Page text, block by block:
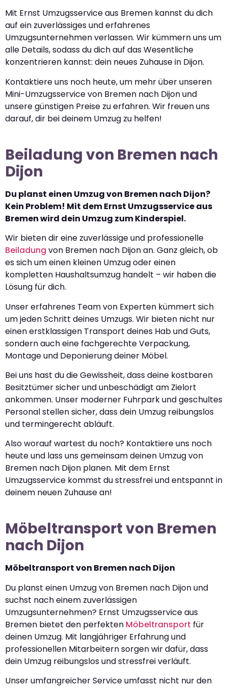
Mit Ernst Umzugsservice aus Bremen kannst du dich
auf ein zuverlässiges und erfahrenes
Umzugsunternehmen verlassen. Wir kümmern uns um
alle Details, sodass du dich auf das Wesentliche
konzentrieren kannst: dein neues Zuhause in Dijon.
Kontaktiere uns noch heute, um mehr über unseren
Mini-Umzugsservice von Bremen nach Dijon und
unsere günstigen Preise zu erfahren. Wir freuen uns
darauf, dir bei deinem Umzug zu helfen!
Beiladung von Bremen nach
Dijon
Du planst einen Umzug von Bremen nach Dijon?
Kein Problem! Mit dem Ernst Umzugsservice aus
Bremen wird dein Umzug zum Kinderspiel.
Wir bieten dir eine zuverlässige und professionelle
Beiladung von Bremen nach Dijon an. Ganz gleich, ob
es sich um einen kleinen Umzug oder einen
kompletten Haushaltsumzug handelt – wir haben die
Lösung für dich.
Unser erfahrenes Team von Experten kümmert sich
um jeden Schritt deines Umzugs. Wir bieten nicht nur
einen erstklassigen Transport deines Hab und Guts,
sondern auch eine fachgerechte Verpackung,
Montage und Deponierung deiner Möbel.
Bei uns hast du die Gewissheit, dass deine kostbaren
Besitztümer sicher und unbeschädigt am Zielort
ankommen. Unser moderner Fuhrpark und geschultes
Personal stellen sicher, dass dein Umzug reibungslos
und termingerecht abläuft.
Also worauf wartest du noch? Kontaktiere uns noch
heute und lass uns gemeinsam deinen Umzug von
Bremen nach Dijon planen. Mit dem Ernst
Umzugsservice kommst du stressfrei und entspannt in
deinem neuen Zuhause an!
Möbeltransport von Bremen
nach Dijon
Möbeltransport von Bremen nach Dijon
Du planst einen Umzug von Bremen nach Dijon und
suchst nach einem zuverlässigen
Umzugsunternehmen? Ernst Umzugsservice aus
Bremen bietet den perfekten Möbeltransport für
deinen Umzug. Mit langjähriger Erfahrung und
professionellen Mitarbeitern sorgen wir dafür, dass
dein Umzug reibungslos und stressfrei verläuft.
Unser umfangreicher Service umfasst nicht nur den